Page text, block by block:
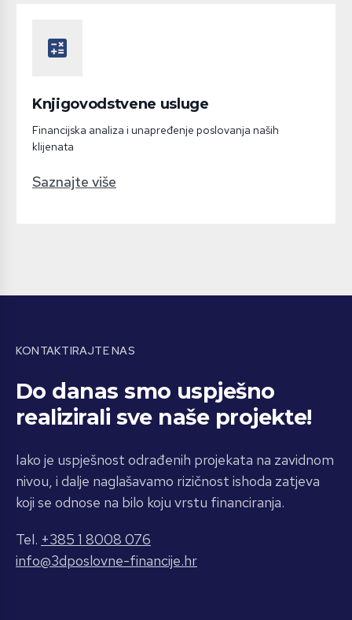
calculate
Knjigovodstvene usluge
Financijska analiza i unapređenje poslovanja naših
klijenata
Saznajte više
KONTAKTIRAJTE NAS
Do danas smo uspješno
realizirali sve naše projekte!
Iako je uspješnost odrađenih projekata na zavidnom
nivou, i dalje naglašavamo rizičnost ishoda zatjeva
koji se odnose na bilo koju vrstu financiranja.
Tel. +385 1 8008 076
info@3dposlovne-financije.hr